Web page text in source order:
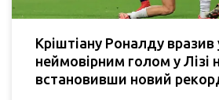
Кріштіану Роналду вразив
неймовірним голом у Лізі
встановивши новий